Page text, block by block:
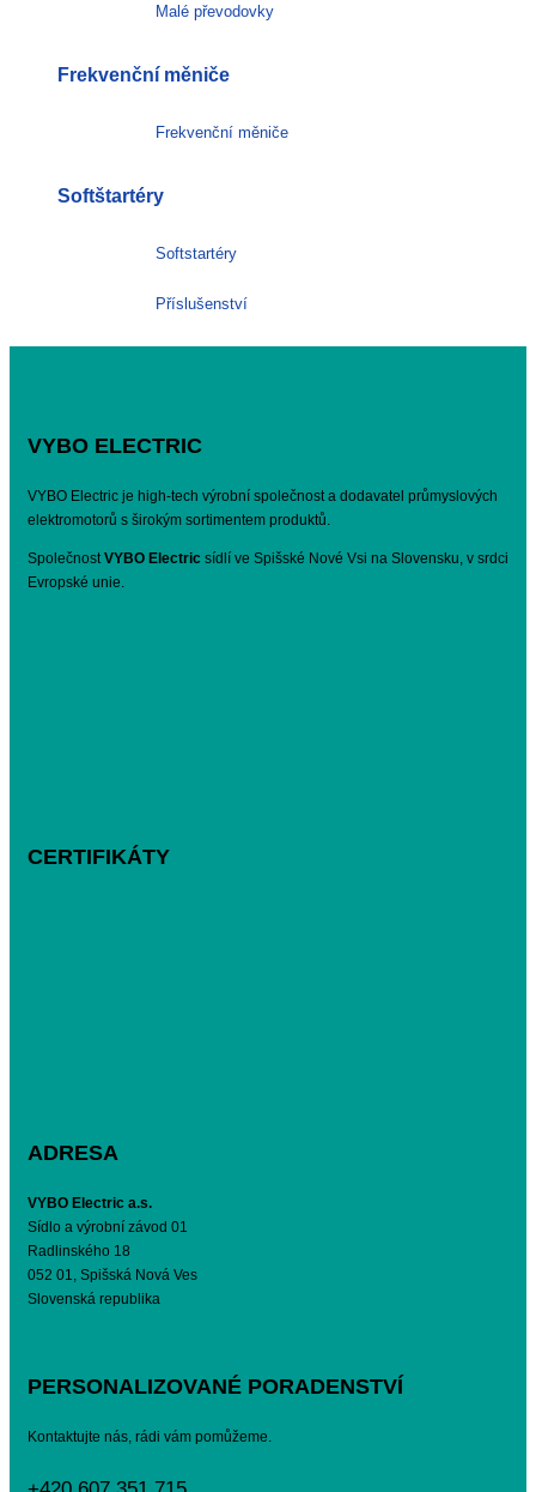
Malé převodovky
Frekvenční měniče
Frekvenční měniče
Softštartéry
Softstartéry
Příslušenství
VYBO ELECTRIC
VYBO Electric je high-tech výrobní společnost a dodavatel průmyslových
elektromotorů s širokým sortimentem produktů.
SpolečnostVYBO Electric sídlí ve Spišské Nové Vsi na Slovensku, v srdci
Evropské unie.
CERTIFIKÁTY
ADRESA
VYBO Electric a.s.
Sídlo a výrobní závod 01
Radlinského 18
052 01, Spišská Nová Ves
Slovenská republika
PERSONALIZOVANÉ PORADENSTVÍ
Kontaktujte nás, rádi vám pomůžeme.